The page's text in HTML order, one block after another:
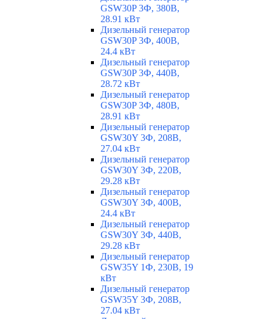
GSW30P 3Ф, 380В,
28.91 кВт
Дизельный генератор
GSW30P 3Ф, 400В,
24.4 кВт
Дизельный генератор
GSW30P 3Ф, 440В,
28.72 кВт
Дизельный генератор
GSW30P 3Ф, 480В,
28.91 кВт
Дизельный генератор
GSW30Y 3Ф, 208В,
27.04 кВт
Дизельный генератор
GSW30Y 3Ф, 220В,
29.28 кВт
Дизельный генератор
GSW30Y 3Ф, 400В,
24.4 кВт
Дизельный генератор
GSW30Y 3Ф, 440В,
29.28 кВт
Дизельный генератор
GSW35Y 1Ф, 230В, 19
кВт
Дизельный генератор
GSW35Y 3Ф, 208В,
27.04 кВт